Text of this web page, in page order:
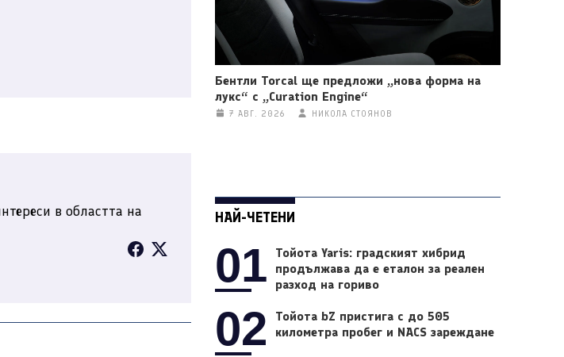
в областта на
Бентли Torcal ще предложи „нова форма на
лукс“ с „Curation Engine“
7 АВГ. 2026 НИКОЛА СТОЯНОВ
НАЙ-ЧЕТЕНИ
01
Тойота Yaris: градският хибрид
продължава да е еталон за реален
разход на гориво
02
Тойота bZ пристига с до 505
километра пробег и NACS зареждане